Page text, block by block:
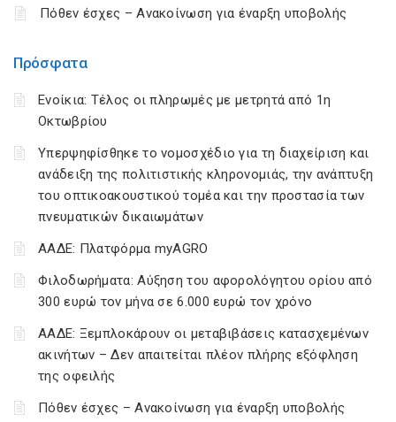
Πρόσφατα
Ενοίκια: Τέλος οι πληρωμές με μετρητά από 1η
Οκτωβρίου
Υπερψηφίσθηκε το νομοσχέδιο για τη διαχείριση και
ανάδειξη της πολιτιστικής κληρονομιάς, την ανάπτυξη
του οπτικοακουστικού τομέα και την προστασία των
πνευματικών δικαιωμάτων
ΑΑΔΕ: Πλατφόρμα myAGRO
Φιλοδωρήματα: Αύξηση του αφορολόγητου ορίου από
300 ευρώ τον μήνα σε 6.000 ευρώ τον χρόνο
ΑΑΔΕ: Ξεμπλοκάρουν οι μεταβιβάσεις κατασχεμένων
ακινήτων – Δεν απαιτείται πλέον πλήρης εξόφληση
της οφειλής
Πόθεν έσχες – Ανακοίνωση για έναρξη υποβολής
Πόθεν έσχες – Ανακοίνωση για έναρξη υποβολής